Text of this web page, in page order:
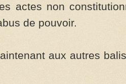
actes non
de pouvoir.
aux autres